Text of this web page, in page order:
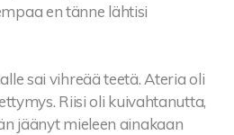
en tänne lähtisi
sai vihreää teetä. Ateria oli
Riisi oli kuivahtanutta,
jäänyt mieleen ainakaan